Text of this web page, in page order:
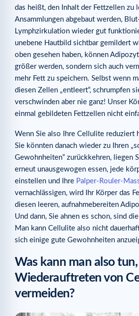
das heißt, den Inhalt der Fettzellen zu
Ansammlungen abgebaut werden,
Lymphzirkulation wieder gut
unebene Hautbild sichtbar gemildert
oben gesehen haben, können
größer werden, sondern sich auch
mehr Fett zu speichern. Selbst wenn
diesen Zellen „entleert“, schrumpfen
verschwinden aber nie ganz! Unser
einmal gebildeten Fettzellen nicht
Wenn Sie also Ihre Cellulite reduziert
Sie könnten danach wieder zu Ihren
Gewohnheiten“ zurückkehren, liegen
erneut unausgewogen essen, jede
einstellen und Ihre Palper-Rouler-
vernachlässigen, wird Ihr Körper das
diesen leeren, aufnahmebereiten
Und dann, Sie ahnen es schon, sind
Man kann Cellulite also nicht
sich einige gute Gewohnheiten
Was kann man also
Wiederauftreten von
vermeiden?